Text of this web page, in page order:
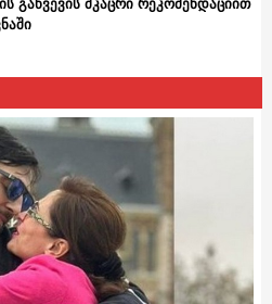
გაწვევის მკაცრი რეკომენდაციით